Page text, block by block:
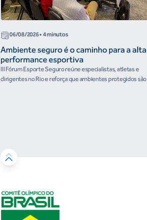
06/08/2026• 4 minutos
Ambiente seguro é o caminho para a alta
performance esportiva
III Fórum Esporte Seguro reúne especialistas, atletas e
dirigentes no Rio e reforça que ambientes protegidos são